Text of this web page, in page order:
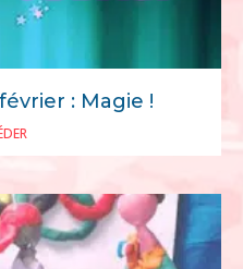
: Magie !